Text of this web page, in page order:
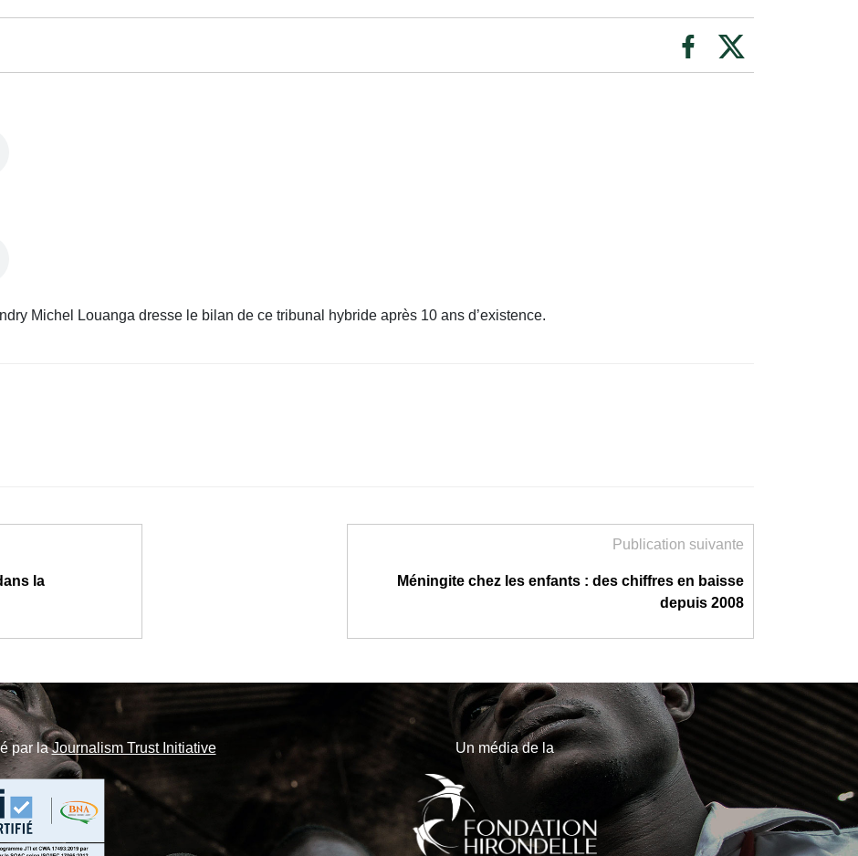
Michel Louanga dresse le bilan de ce tribunal hybride après 10 ans d’existence.
la
Publication suivante
Méningite chez les enfants : des chiffres en baisse
depuis 2008
par laJournalism Trust Initiative Un média de la